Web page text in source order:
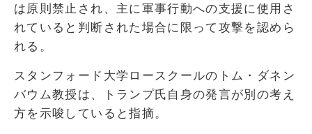
は原則禁止され、主に軍事行動への支援に使用さ
れていると判断された場合に限って攻撃を認めら
れる。
スタンフォード大学ロースクールのトム・ダネン
バウム教授は、トランプ氏自身の発言が別の考え
方を示唆していると指摘。